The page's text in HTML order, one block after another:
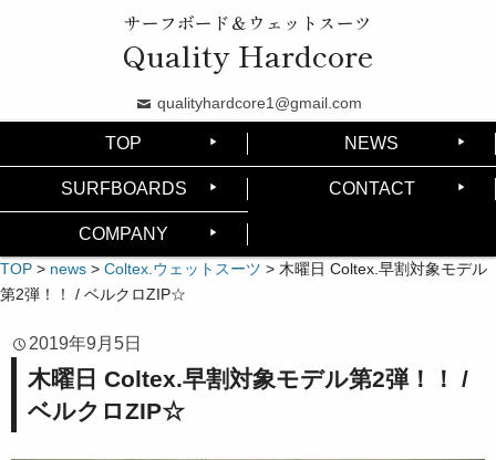
サーフボード＆ウェットスーツ
Quality Hardcore
qualityhardcore1@gmail.com
TOP NEWS
SURFBOARDS CONTACT
COMPANY
TOP > news > Coltex.ウェットスーツ > 木曜日 Coltex.早割対象モデル
第2弾！！ / ベルクロZIP☆
2019年9月5日
木曜日 Coltex.早割対象モデル第2弾！！ /
ベルクロZIP☆